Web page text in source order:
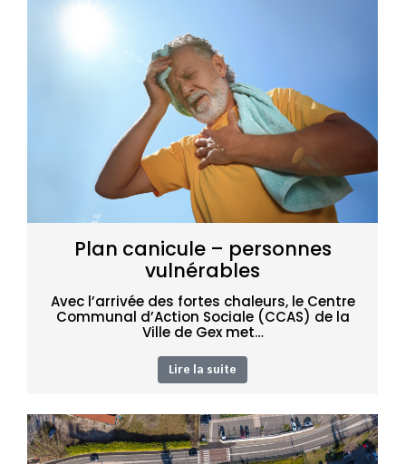
Plan canicule – personnes
vulnérables
Avec l’arrivée des fortes chaleurs, le Centre
Communal d’Action Sociale (CCAS) de la
Ville de Gex met…
Lire la suite